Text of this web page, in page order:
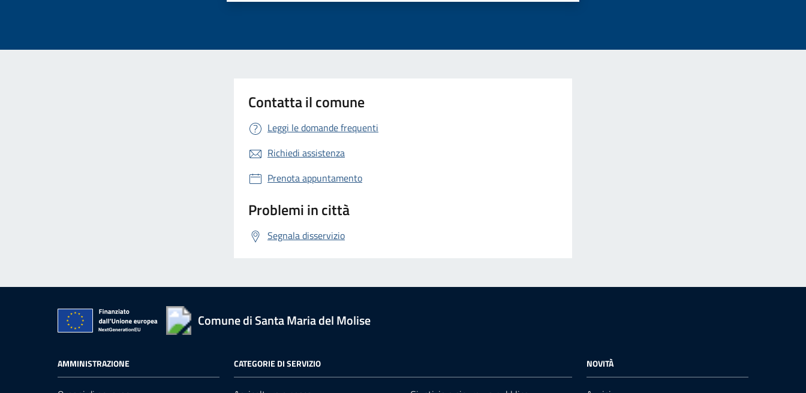
Contatta il comune
Leggi le domande frequenti
Richiedi assistenza
Prenota appuntamento
Problemi in città
Segnala disservizio
Comune di Santa Maria del Molise
AMMINISTRAZIONE CATEGORIE DI SERVIZIO NOVITÀ